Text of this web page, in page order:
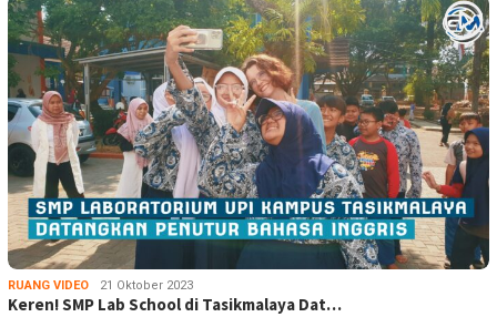
RUANG VIDEO 21 Oktober 2023
Keren! SMP Lab School di Tasikmalaya Dat…